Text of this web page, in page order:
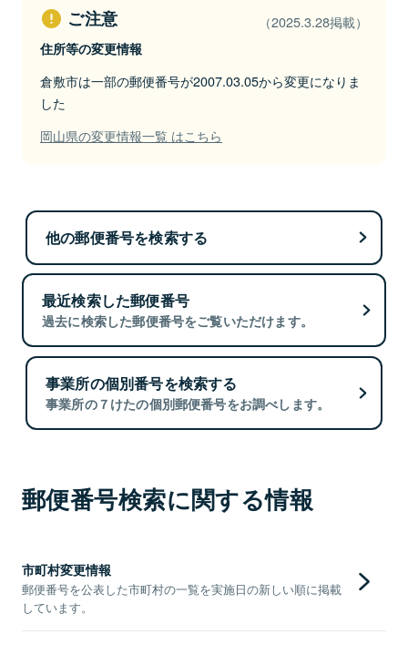
ご注意 （2025.3.28掲載）
住所等の変更情報
倉敷市は一部の郵便番号が2007.03.05から変更になりま
した
岡山県の変更情報一覧 はこちら
他の郵便番号を検索する
最近検索した郵便番号
過去に検索した郵便番号をご覧いただけます。
事業所の個別番号を検索する
事業所の７けたの個別郵便番号をお調べします。
郵便番号検索に関する情報
市町村変更情報
郵便番号を公表した市町村の一覧を実施日の新しい順に掲載
しています。